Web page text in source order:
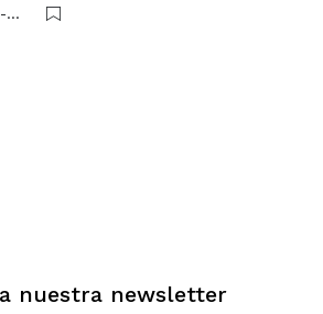
nuestra newsletter